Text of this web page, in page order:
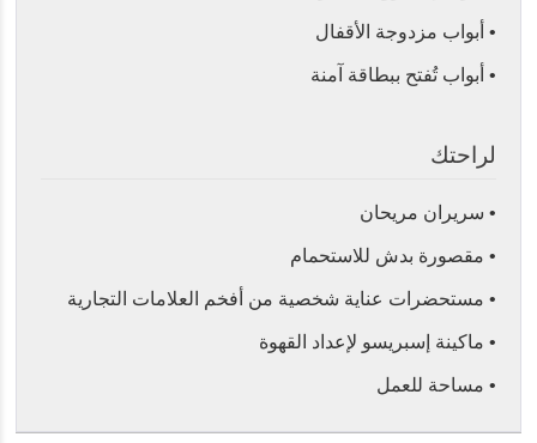
• أبواب مزدوجة الأقفال
• أبواب تُفتح ببطاقة آمنة
لراحتك
• سريران مريحان
• مقصورة بدش للاستحمام
• مستحضرات عناية شخصية من أفخم العلامات التجارية
• ماكينة إسبريسو لإعداد القهوة
• مساحة للعمل